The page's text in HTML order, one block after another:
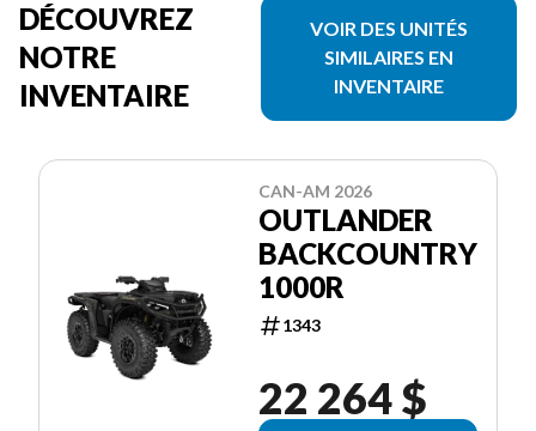
DÉCOUVREZ
NOTRE
INVENTAIRE
VOIR DES UNITÉS
SIMILAIRES EN
INVENTAIRE
CAN-AM 2026
OUTLANDER
BACKCOUNTRY
1000R
1343
22 264 $